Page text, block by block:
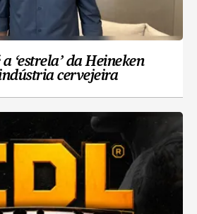
‘estrela’ da Heineken
cervejeira